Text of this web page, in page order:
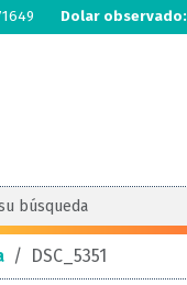
Dolar observado:
/ DSC_5351